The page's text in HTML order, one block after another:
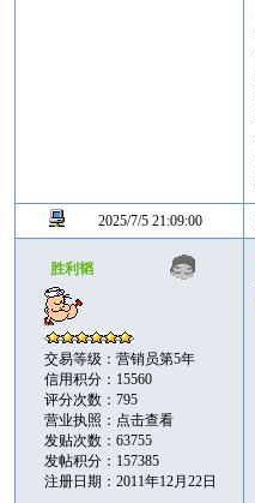
2025/7/5 21:09:00
胜利韬
交易等级：营销员第5年
信用积分：15560
评分次数：795
营业执照： 点击查看
发贴次数：63755
发帖积分：157385
注册日期：2011年12月22日